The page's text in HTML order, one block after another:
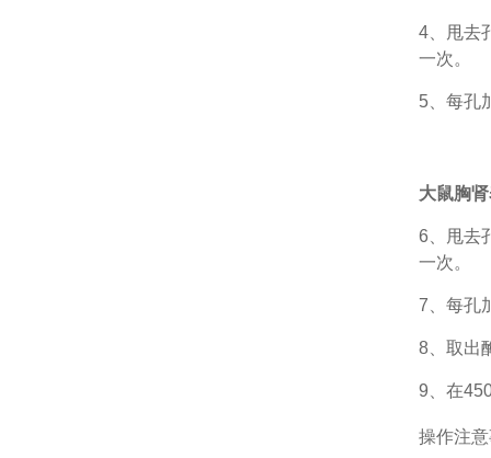
4、甩去
一次。
5、每孔
大鼠胸
6、甩去
一次。
7、每孔
8、取出
9、在
操作注